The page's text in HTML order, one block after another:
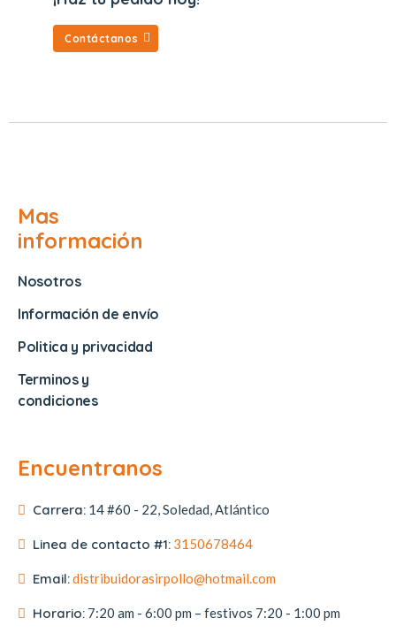
Contáctanos
Mas
información
Nosotros
Información de envío
Politica y privacidad
Terminos y
condiciones
Encuentranos
Carrera: 14 #60 - 22, Soledad, Atlántico
Linea de contacto #1: 3150678464
Email:distribuidorasirpollo@hotmail.com
Horario: 7:20 am - 6:00 pm – festivos 7:20 - 1:00 pm